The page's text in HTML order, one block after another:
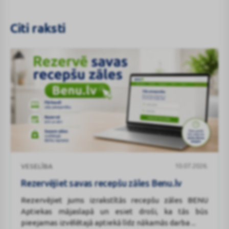
Citi raksti
savas
recepšu
Benu.lv
VESELĪBA
Rezervējiet savas recepšu zāles Benu.lv
Rezervējiet jums izrakstītās recepšu zāles BENU
Aptiekas mājaslapā un esiet droši, ka tās būs
pieejamas izvēlētajā aptiekā līdz nākamās darba ...